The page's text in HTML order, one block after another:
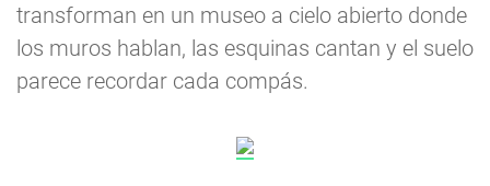
transforman en un museo a cielo abierto donde
los muros hablan, las esquinas cantan y el suelo
parece recordar cada compás.